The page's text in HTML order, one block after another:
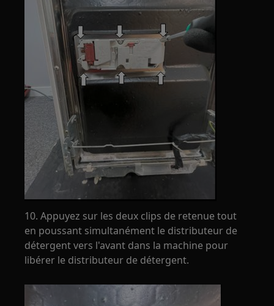
10. Appuyez sur les deux clips de retenue tout
en poussant simultanément le distributeur de
détergent vers l'avant dans la machine pour
libérer le distributeur de détergent.